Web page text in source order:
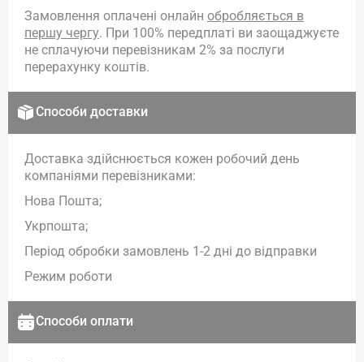
Замовлення оплачені онлайн обробляється в
першу чергу. При 100% передплаті ви заощаджуєте
не сплачуючи перевізникам 2% за послуги
перерахунку коштів.
Способи доставки
Доставка здійснюється кожен робочий день
компаніями перевізниками:
Нова Пошта;
Укрпошта;
Період обробки замовлень 1-2 дні до відправки
Режим роботи
Способи оплати